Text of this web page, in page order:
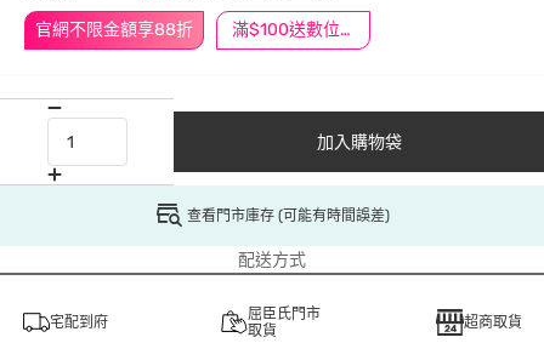
官網不限金額享88折 滿$100送數位印花
加入購物袋
查看門市庫存 (可能有時間誤差)
配送方式
宅配到府
屈臣氏門市
取貨
超商取貨